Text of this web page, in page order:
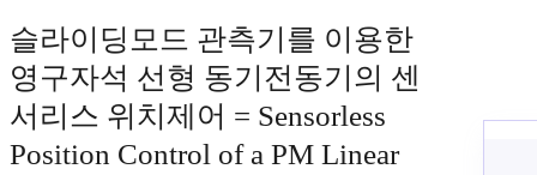
슬라이딩모드 관측기를 이용한
영구자석 선형 동기전동기의 센
서리스 위치제어 = Sensorless
Position Control of a PM Linear